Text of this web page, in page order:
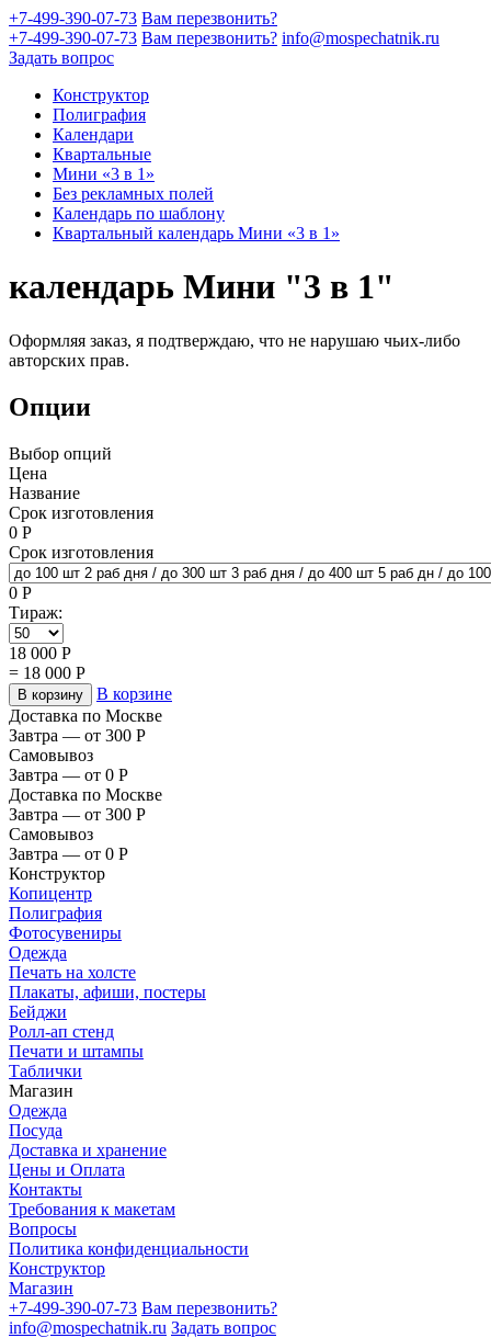
+7-499-390-07-73 Вам перезвонить?
+7-499-390-07-73 Вам перезвонить? info@mospechatnik.ru
Задать вопрос
Конструктор
Полиграфия
Календари
Квартальные
Мини «3 в 1»
Без рекламных полей
Календарь по шаблону
Квартальный календарь Мини «3 в 1»
календарь Мини "3 в 1"
Оформляя заказ, я подтверждаю, что не нарушаю чьих-либо
авторских прав.
Опции
Выбор опций
Цена
Название
Срок изготовления
0 Р
Срок изготовления
0 Р
Тираж:
18 000 Р
= 18 000 Р
В корзину
В корзине
Доставка по Москве
Завтра — от 300 Р
Самовывоз
Завтра — от 0 Р
Доставка по Москве
Завтра — от 300 Р
Самовывоз
Завтра — от 0 Р
Конструктор
Копицентр
Полиграфия
Фотосувениры
Одежда
Печать на холсте
Плакаты, афиши, постеры
Бейджи
Ролл-ап стенд
Печати и штампы
Таблички
Магазин
Одежда
Посуда
Доставка и хранение
Цены и Оплата
Контакты
Требования к макетам
Вопросы
Политика конфиденциальности
Конструктор
Магазин
+7-499-390-07-73 Вам перезвонить?
info@mospechatnik.ru Задать вопрос